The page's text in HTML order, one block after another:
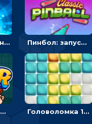
Стрелялка Танковые войны: бить по танку врага, чтобы уничтожить зло Пинбол: запускать шарик, чтобы выбивать очки
Похитители денег: управляйте друзьями и соберите все мешки с долларами Головоломка 10х10